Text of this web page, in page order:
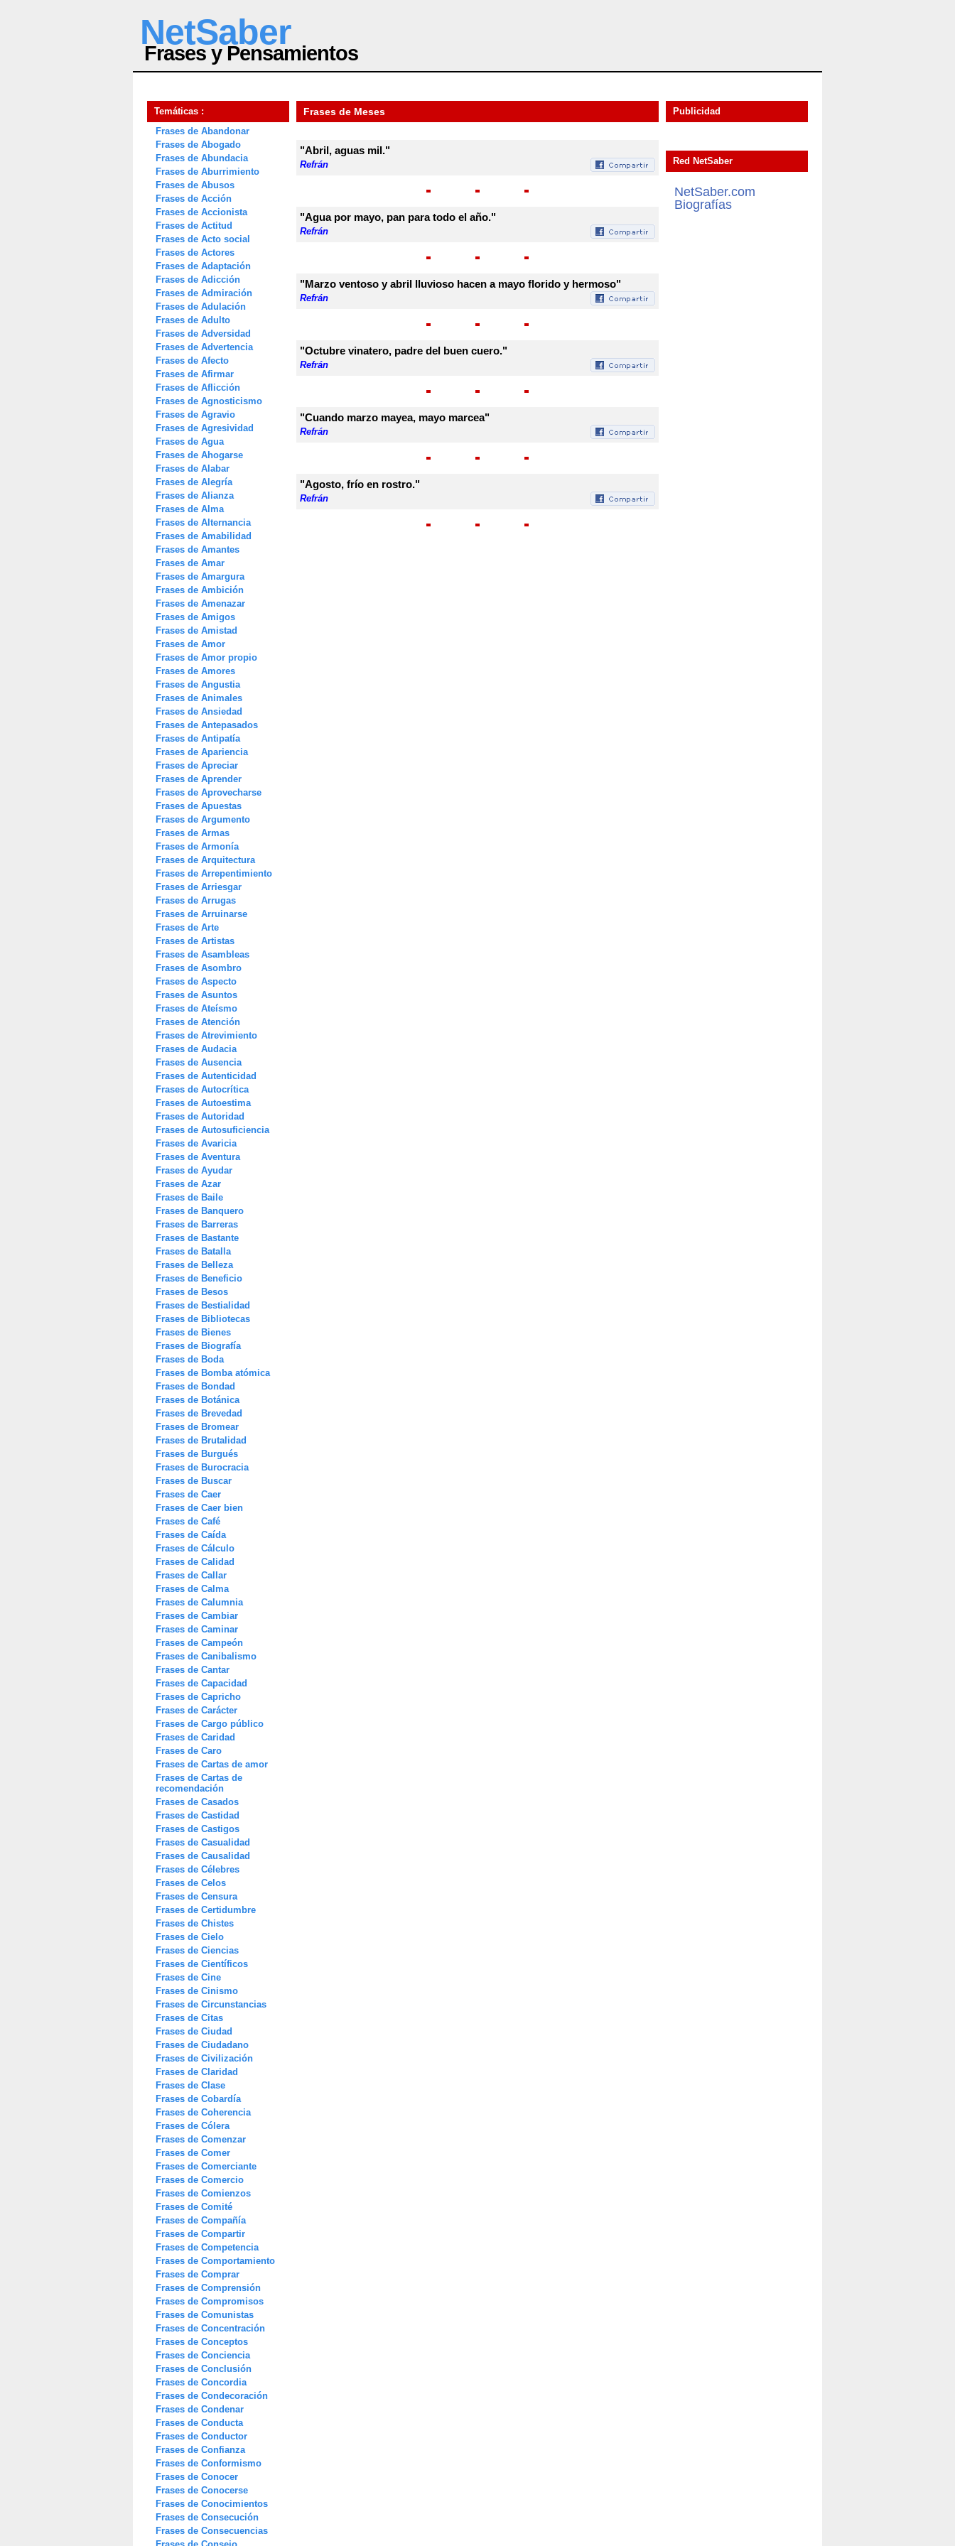
NetSaber
Frases y Pensamientos
Temáticas :
Frases de Abandonar
Frases de Abogado
Frases de Abundacia
Frases de Aburrimiento
Frases de Abusos
Frases de Acción
Frases de Accionista
Frases de Actitud
Frases de Acto social
Frases de Actores
Frases de Adaptación
Frases de Adicción
Frases de Admiración
Frases de Adulación
Frases de Adulto
Frases de Adversidad
Frases de Advertencia
Frases de Afecto
Frases de Afirmar
Frases de Aflicción
Frases de Agnosticismo
Frases de Agravio
Frases de Agresividad
Frases de Agua
Frases de Ahogarse
Frases de Alabar
Frases de Alegría
Frases de Alianza
Frases de Alma
Frases de Alternancia
Frases de Amabilidad
Frases de Amantes
Frases de Amar
Frases de Amargura
Frases de Ambición
Frases de Amenazar
Frases de Amigos
Frases de Amistad
Frases de Amor
Frases de Amor propio
Frases de Amores
Frases de Angustia
Frases de Animales
Frases de Ansiedad
Frases de Antepasados
Frases de Antipatía
Frases de Apariencia
Frases de Apreciar
Frases de Aprender
Frases de Aprovecharse
Frases de Apuestas
Frases de Argumento
Frases de Armas
Frases de Armonía
Frases de Arquitectura
Frases de Arrepentimiento
Frases de Arriesgar
Frases de Arrugas
Frases de Arruinarse
Frases de Arte
Frases de Artistas
Frases de Asambleas
Frases de Asombro
Frases de Aspecto
Frases de Asuntos
Frases de Ateísmo
Frases de Atención
Frases de Atrevimiento
Frases de Audacia
Frases de Ausencia
Frases de Autenticidad
Frases de Autocrítica
Frases de Autoestima
Frases de Autoridad
Frases de Autosuficiencia
Frases de Avaricia
Frases de Aventura
Frases de Ayudar
Frases de Azar
Frases de Baile
Frases de Banquero
Frases de Barreras
Frases de Bastante
Frases de Batalla
Frases de Belleza
Frases de Beneficio
Frases de Besos
Frases de Bestialidad
Frases de Bibliotecas
Frases de Bienes
Frases de Biografía
Frases de Boda
Frases de Bomba atómica
Frases de Bondad
Frases de Botánica
Frases de Brevedad
Frases de Bromear
Frases de Brutalidad
Frases de Burgués
Frases de Burocracia
Frases de Buscar
Frases de Caer
Frases de Caer bien
Frases de Café
Frases de Caída
Frases de Cálculo
Frases de Calidad
Frases de Callar
Frases de Calma
Frases de Calumnia
Frases de Cambiar
Frases de Caminar
Frases de Campeón
Frases de Canibalismo
Frases de Cantar
Frases de Capacidad
Frases de Capricho
Frases de Carácter
Frases de Cargo público
Frases de Caridad
Frases de Caro
Frases de Cartas de amor
Frases de Cartas de
recomendación
Frases de Casados
Frases de Castidad
Frases de Castigos
Frases de Casualidad
Frases de Causalidad
Frases de Célebres
Frases de Celos
Frases de Censura
Frases de Certidumbre
Frases de Chistes
Frases de Cielo
Frases de Ciencias
Frases de Científicos
Frases de Cine
Frases de Cinismo
Frases de Circunstancias
Frases de Citas
Frases de Ciudad
Frases de Ciudadano
Frases de Civilización
Frases de Claridad
Frases de Clase
Frases de Cobardía
Frases de Coherencia
Frases de Cólera
Frases de Comenzar
Frases de Comer
Frases de Comerciante
Frases de Comercio
Frases de Comienzos
Frases de Comité
Frases de Compañía
Frases de Compartir
Frases de Competencia
Frases de Comportamiento
Frases de Comprar
Frases de Comprensión
Frases de Compromisos
Frases de Comunistas
Frases de Concentración
Frases de Conceptos
Frases de Conciencia
Frases de Conclusión
Frases de Concordia
Frases de Condecoración
Frases de Condenar
Frases de Conducta
Frases de Conductor
Frases de Confianza
Frases de Conformismo
Frases de Conocer
Frases de Conocerse
Frases de Conocimientos
Frases de Consecución
Frases de Consecuencias
Frases de Meses
"Abril, aguas mil."
Refrán
"Agua por mayo, pan para todo el año."
Refrán
"Marzo ventoso y abril lluvioso hacen a mayo florido y hermoso"
Refrán
"Octubre vinatero, padre del buen cuero."
Refrán
"Cuando marzo mayea, mayo marcea"
Refrán
"Agosto, frío en rostro."
Refrán
Publicidad
Red NetSaber
NetSaber.com
Biografías